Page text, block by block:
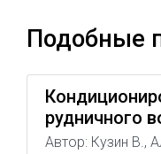
Подобные
рудничного
Автор: Кузин В.,